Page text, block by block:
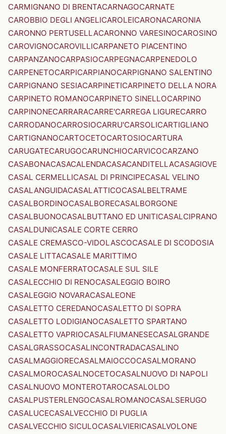
CARMIGNANO DI BRENTACARNAGOCARNATE
CAROBBIO DEGLI ANGELICAROLEICARONACARONIA
CARONNO PERTUSELLACARONNO VARESINOCAROSINO
CAROVIGNOCAROVILLICARPANETO PIACENTINO
CARPANZANOCARPASIOCARPEGNACARPENEDOLO
CARPENETOCARPICARPIANOCARPIGNANO SALENTINO
CARPIGNANO SESIACARPINETICARPINETO DELLA NORA
CARPINETO ROMANOCARPINETO SINELLOCARPINO
CARPINONECARRARACARRE'CARREGA LIGURECARRO
CARRODANOCARROSIOCARRU'CARSOLICARTIGLIANO
CARTIGNANOCARTOCETOCARTOSIOCARTURA
CARUGATECARUGOCARUNCHIOCARVICOCARZANO
CASABONACASACALENDACASACANDITELLACASAGIOVE
CASAL CERMELLICASAL DI PRINCIPECASAL VELINO
CASALANGUIDACASALATTICOCASALBELTRAME
CASALBORDINOCASALBORECASALBORGONE
CASALBUONOCASALBUTTANO ED UNITICASALCIPRANO
CASALDUNICASALE CORTE CERRO
CASALE CREMASCO-VIDOLASCOCASALE DI SCODOSIA
CASALE LITTACASALE MARITTIMO
CASALE MONFERRATOCASALE SUL SILE
CASALECCHIO DI RENOCASALEGGIO BOIRO
CASALEGGIO NOVARACASALEONE
CASALETTO CEREDANOCASALETTO DI SOPRA
CASALETTO LODIGIANOCASALETTO SPARTANO
CASALETTO VAPRIOCASALFIUMANESECASALGRANDE
CASALGRASSOCASALINCONTRADACASALINO
CASALMAGGIORECASALMAIOCCOCASALMORANO
CASALMOROCASALNOCETOCASALNUOVO DI NAPOLI
CASALNUOVO MONTEROTAROCASALOLDO
CASALPUSTERLENGOCASALROMANOCASALSERUGO
CASALUCECASALVECCHIO DI PUGLIA
CASALVECCHIO SICULOCASALVIERICASALVOLONE